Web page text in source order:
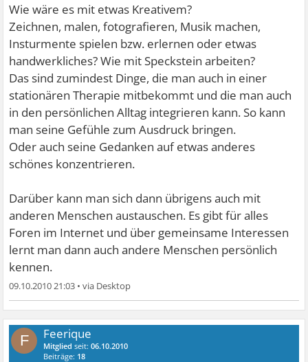
Wie wäre es mit etwas Kreativem?
Zeichnen, malen, fotografieren, Musik machen,
Insturmente spielen bzw. erlernen oder etwas
handwerkliches? Wie mit Speckstein arbeiten?
Das sind zumindest Dinge, die man auch in einer
stationären Therapie mitbekommt und die man auch
in den persönlichen Alltag integrieren kann. So kann
man seine Gefühle zum Ausdruck bringen.
Oder auch seine Gedanken auf etwas anderes
schönes konzentrieren.
Darüber kann man sich dann übrigens auch mit
anderen Menschen austauschen. Es gibt für alles
Foren im Internet und über gemeinsame Interessen
lernt man dann auch andere Menschen persönlich
kennen.
09.10.2010 21:03 •
F Feerique
Mitglied seit:06.10.2010
Beiträge: 18